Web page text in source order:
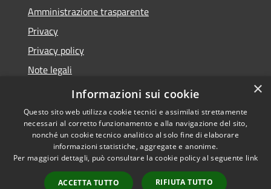
Amministrazione trasparente
Privacy
Privacy policy
Note legali
Dichiarazione di accessibilità
Accessibilità
Copyright © 2026 • Comune di
Fiorenzuola d'Arda • Powered
byMunicipium
Accesso
×
Informazioni sui cookie
Questo sito web utilizza cookie tecnici e assimilati strettamente
necessari al corretto funzionamento e alla navigazione del sito,
nonché un cookie tecnico analitico al solo fine di elaborare
informazioni statistiche, aggregate e anonime.
Per maggiori dettagli, può consultare la cookie policy al seguente link
ACCETTA TUTTO RIFIUTA TUTTO